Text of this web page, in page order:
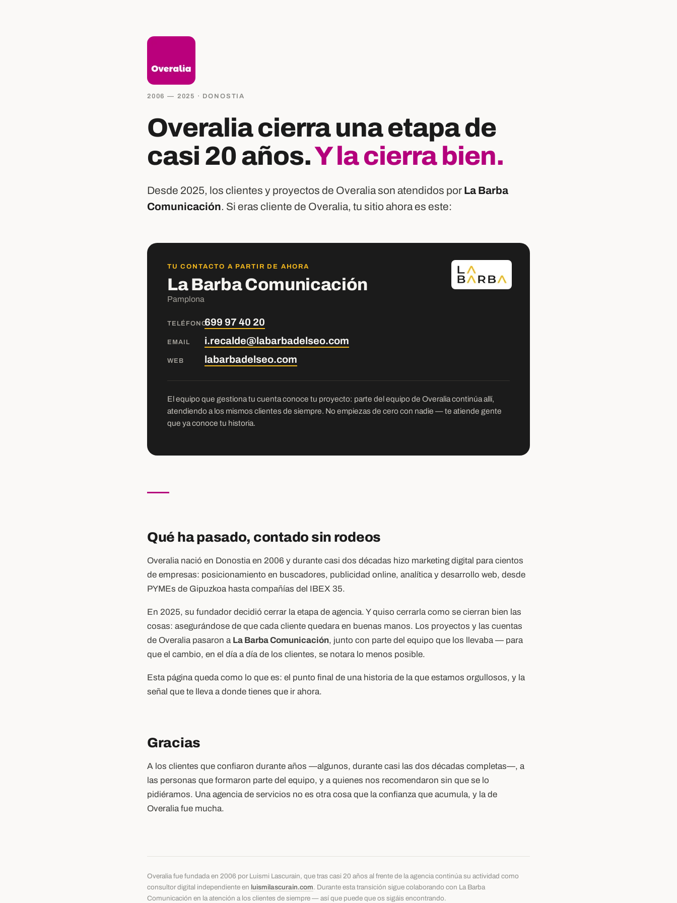
2006 — 2025 · DONOSTIA
Overalia cierra una etapa de
casi 20 años.Y la cierra bien.
Desde 2025, los clientes y proyectos de Overalia son atendidos por La Barba
Comunicación. Si eras cliente de Overalia, tu sitio ahora es este:
TU CONTACTO A PARTIR DE AHORA
La Barba Comunicación
Pamplona
TELÉFONO699 97 40 20
EMAIL i.recalde@labarbadelseo.com
WEB labarbadelseo.com
El equipo que gestiona tu cuenta conoce tu proyecto: parte del equipo de Overalia continúa allí,
atendiendo a los mismos clientes de siempre. No empiezas de cero con nadie — te atiende gente
que ya conoce tu historia.
Qué ha pasado, contado sin rodeos
Overalia nació en Donostia en 2006 y durante casi dos décadas hizo marketing digital para cientos
de empresas: posicionamiento en buscadores, publicidad online, analítica y desarrollo web, desde
PYMEs de Gipuzkoa hasta compañías del IBEX 35.
En 2025, su fundador decidió cerrar la etapa de agencia. Y quiso cerrarla como se cierran bien las
cosas: asegurándose de que cada cliente quedara en buenas manos. Los proyectos y las cuentas
de Overalia pasaron a La Barba Comunicación, junto con parte del equipo que los llevaba — para
que el cambio, en el día a día de los clientes, se notara lo menos posible.
Esta página queda como lo que es: el punto final de una historia de la que estamos orgullosos, y la
señal que te lleva a donde tienes que ir ahora.
Gracias
A los clientes que confiaron durante años —algunos, durante casi las dos décadas completas—, a
las personas que formaron parte del equipo, y a quienes nos recomendaron sin que se lo
pidiéramos. Una agencia de servicios no es otra cosa que la confianza que acumula, y la de
Overalia fue mucha.
Overalia fue fundada en 2006 por Luismi Lascurain, que tras casi 20 años al frente de la agencia continúa su actividad como
consultor digital independiente en luismilascurain.com. Durante esta transición sigue colaborando con La Barba
Comunicación en la atención a los clientes de siempre — así que puede que os sigáis encontrando.